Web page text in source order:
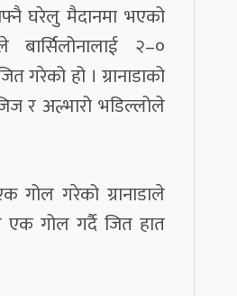
घरेलु मैदानमा भएको
बार्सिलोनालाई २–०
गरेको हो । ग्रानाडाको
र अल्भारो भडिल्लोले
गोल गरेको ग्रानाडाले
एक गोल गर्दै जित हात